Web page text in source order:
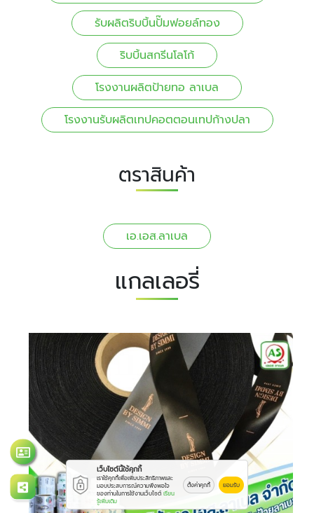
รับผลิตริบบิ้นปั๊มฟอยล์ทอง
ริบบิ้นสกรีนโลโก้
โรงงานผลิตป้ายทอ ลาเบล
โรงงานรับผลิตเทปคอตตอนเทปก้างปลา
ตราสินค้า
เอ.เอส.ลาเบล
แกลเลอรี่
เว็บไซต์นี้ใช้คุกกี้
เราใช้คุกกี้เพื่อเพิ่มประสิทธิภาพและ
มอบประสบการณ์ความพึงพอใจ
ของท่านในการใช้งานเว็บไซต์ เรียน
รู้เพิ่มเติม
ตั้งค่าคุกกี้ ยอมรับ